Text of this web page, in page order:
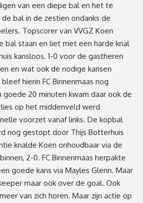
van een diepe bal en het te
bal in de zestien ondanks de
Topscorer van VVGZ Koen
bal staan en liet met een harde knal
kansloos. 1-0 voor de gastheren
en wat ook de nodige kansen
hierin FC Binnenmaas nog
goede 20 minuten kwam daar ook de
op het middenveld werd
voorzet vanaf links. De kopbal
nog gestopt door Thijs Botterhuis
knalde Koen onhoudbaar via de
2-0. FC Binnenmaas herpakte
goede kans via Mayles Glenn. Maar
maar ook over de goal. Ook
van zich horen. Maar zijn actie op